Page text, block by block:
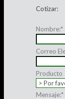
Cotizar:
Nombre:*
Correo
Producto
Mensaje:*